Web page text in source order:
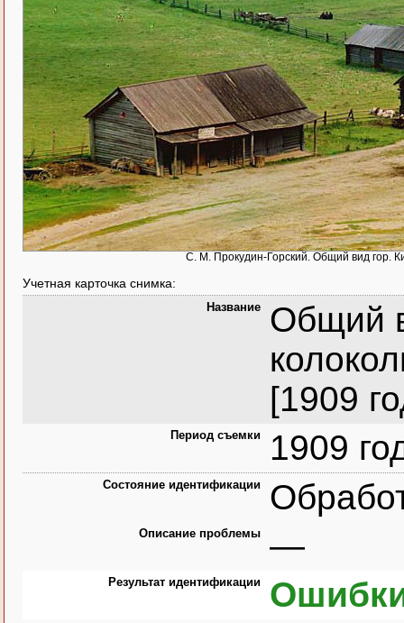
С. М. Прокудин-Горский. Общий вид гор.
Учетная карточка снимка:
Название
Общий
[1909
Период съемки 1909
Состояние идентификации
Описание проблемы —
Результат идентификации